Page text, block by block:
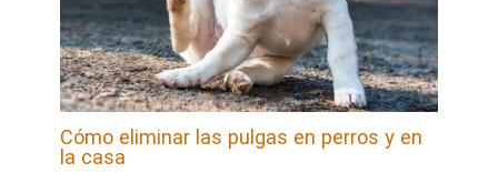
Cómo eliminar las pulgas en perros y en
la casa